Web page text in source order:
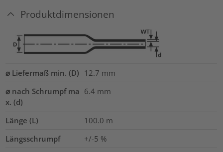
Produktdimensionen
⌀ Liefermaß min. (D) 12.7 mm
⌀ nach Schrumpf ma
x. (d)
6.4 mm
Länge (L) 100.0 m
Längsschrumpf
+/-5 %